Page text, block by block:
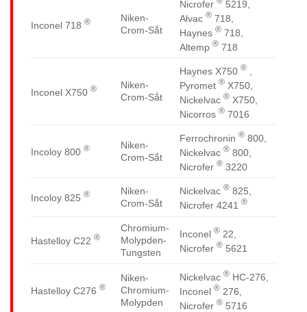
Inconel 718 ®
Niken-
Crom-Sắt
Nicrofer
5219,
Alvac® 718,
Haynes® 718,
Altemp® 718
Inconel X750 ®
Niken-
Crom-Sắt
Haynes X750®
Pyromet® X750,
Nickelvac® X750,
Nicorros® 7016
Incoloy 800 ®
Niken-
Crom-Sắt
Ferrochronin® 800,
Nickelvac® 800,
Nicrofer® 3220
Incoloy 825 ®
Niken-
Crom-Sắt
Nickelvac® 825,
Nicrofer 4241®
Hastelloy C22 ®
Chromium-
Molypden-
Tungsten
Inconel® 22,
Nicrofer® 5621
Hastelloy C276 ®
Niken-
Chromium-
Molypden
Nickelvac® HC-276,
Inconel® 276,
Nicrofer® 5716